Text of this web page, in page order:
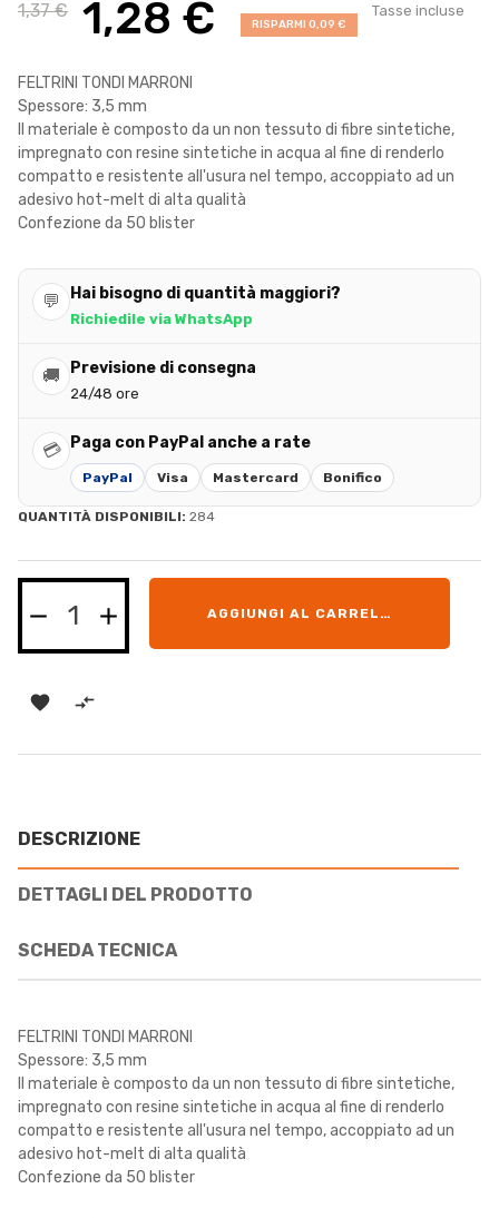
1,37 € 1,28 € RISPARMI 0,09 €
Tasse incluse
FELTRINI TONDI MARRONI
Spessore: 3,5 mm
Il materiale è composto da un non tessuto di fibre sintetiche,
impregnato con resine sintetiche in acqua al fine di renderlo
compatto e resistente all'usura nel tempo, accoppiato ad un
adesivo hot-melt di alta qualità
Confezione da 50 blister
💬 Hai bisogno di quantità maggiori?
Richiedile via WhatsApp
🚚 Previsione di consegna
24/48 ore
💳 Paga con PayPal anche a rate
PayPal Visa Mastercard Bonifico
QUANTITÀ DISPONIBILI: 284
AGGIUNGI AL CARRELLO
 
DESCRIZIONE
DETTAGLI DEL PRODOTTO
SCHEDA TECNICA
FELTRINI TONDI MARRONI
Spessore: 3,5 mm
Il materiale è composto da un non tessuto di fibre sintetiche,
impregnato con resine sintetiche in acqua al fine di renderlo
compatto e resistente all'usura nel tempo, accoppiato ad un
adesivo hot-melt di alta qualità
Confezione da 50 blister